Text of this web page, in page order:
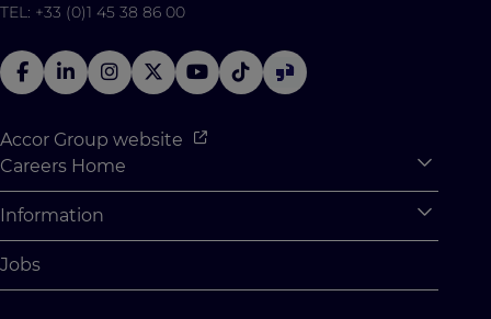
TEL: +33 (0)1 45 38 86 00
Accor Group website
Careers Home
Why Join Accor
Student Opportunities
Information
Cookie Settings
Jobs